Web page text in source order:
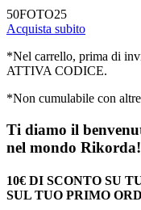
50FOTO25
Acquista subito
*Nel carrello, prima di
ATTIVA CODICE.
*Non cumulabile con
Ti diamo il
nel mondo Rikorda!
10€ DI SCONTO SU
SUL TUO PRIMO